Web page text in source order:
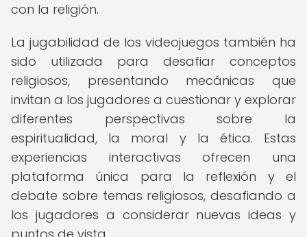
con la religión.
La jugabilidad de los videojuegos también ha
sido utilizada para desafiar conceptos
religiosos, presentando mecánicas que
invitan a los jugadores a cuestionar y explorar
diferentes perspectivas sobre la
espiritualidad, la moral y la ética. Estas
experiencias interactivas ofrecen una
plataforma única para la reflexión y el
debate sobre temas religiosos, desafiando a
los jugadores a considerar nuevas ideas y